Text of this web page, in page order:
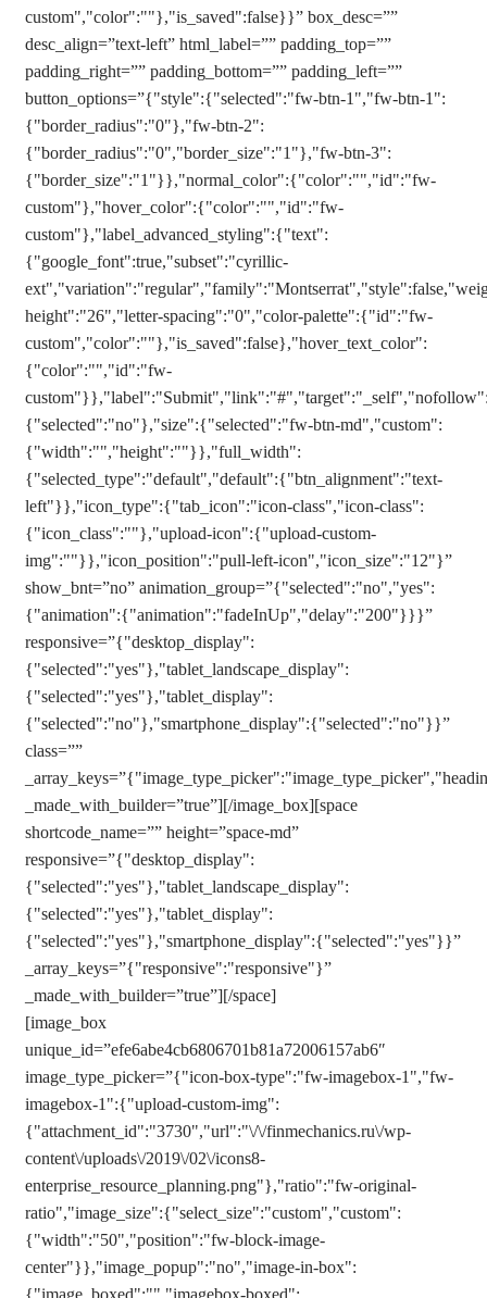
custom","color":""},"is_saved":false}}” box_desc=””
desc_align=”text-left” html_label=”” padding_top=””
padding_right=”” padding_bottom=”” padding_left=””
button_options=”{"style":{"selected":"fw-btn-1","fw-btn-1":
{"border_radius":"0"},"fw-btn-2":
{"border_radius":"0","border_size":"1"},"fw-btn-3":
{"border_size":"1"}},"normal_color":{"color":"","id":"fw-
custom"},"hover_color":{"color":"","id":"fw-
custom"},"label_advanced_styling":{"text":
{"google_font":true,"subset":"cyrillic-
height":"26","letter-spacing":"0","color-palette":{"id":"fw-
custom","color":""},"is_saved":false},"hover_text_color":
{"color":"","id":"fw-
{"selected":"no"},"size":{"selected":"fw-btn-md","custom":
{"width":"","height":""}},"full_width":
{"selected_type":"default","default":{"btn_alignment":"text-
left"}},"icon_type":{"tab_icon":"icon-class","icon-class":
{"icon_class":""},"upload-icon":{"upload-custom-
img":""}},"icon_position":"pull-left-icon","icon_size":"12"}”
show_bnt=”no” animation_group=”{"selected":"no","yes":
{"animation":{"animation":"fadeInUp","delay":"200"}}}”
responsive=”{"desktop_display":
{"selected":"yes"},"tablet_landscape_display":
{"selected":"yes"},"tablet_display":
{"selected":"no"},"smartphone_display":{"selected":"no"}}”
class=””
_made_with_builder=”true”][/image_box][space
shortcode_name=”” height=”space-md”
responsive=”{"desktop_display":
{"selected":"yes"},"tablet_landscape_display":
{"selected":"yes"},"tablet_display":
{"selected":"yes"},"smartphone_display":{"selected":"yes"}}”
_array_keys=”{"responsive":"responsive"}”
_made_with_builder=”true”][/space]
[image_box
unique_id=”efe6abe4cb6806701b81a72006157ab6″
image_type_picker=”{"icon-box-type":"fw-imagebox-1","fw-
imagebox-1":{"upload-custom-img":
{"attachment_id":"3730","url":"\/\/finmechanics.ru\/wp-
content\/uploads\/2019\/02\/icons8-
enterprise_resource_planning.png"},"ratio":"fw-original-
ratio","image_size":{"select_size":"custom","custom":
{"width":"50","position":"fw-block-image-
center"}},"image_popup":"no","image-in-box":
{"image_boxed":"","imagebox-boxed":